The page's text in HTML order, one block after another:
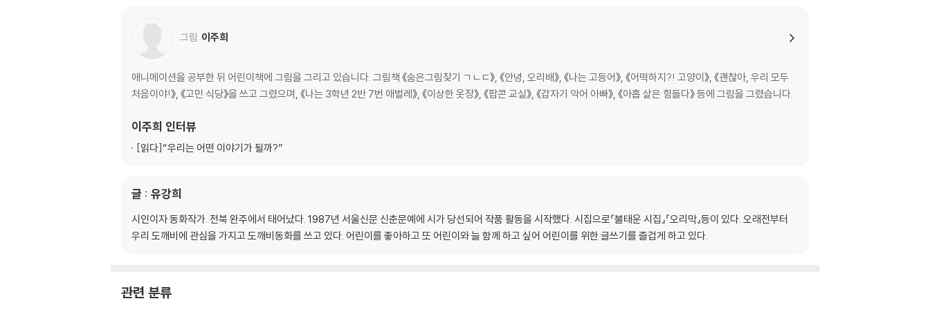
그림 이주희
애니메이션을 공부한 뒤 어린이책에 그림을 그리고 있습니다. 그림책 《숨은그림찾기 ㄱㄴㄷ》, 《안녕, 오리배》, 《나는 고등어》, 《어떡하지?! 고양이》, 《괜찮아, 우리 모두
처음이야!》, 《고민 식당》을 쓰고 그렸으며, 《나는 3학년 2반 7번 애벌레》, 《이상한 옷장》, 《팝콘 교실》, 《갑자기 악어 아빠》, 《아홉 살은 힘들다》 등에 그림을 그렸습니다.
이주희 인터뷰
[읽다]“우리는 어떤 이야기가 될까?”
글 : 유강희
시인이자 동화작가. 전북 완주에서 태어났다. 1987년 서울신문 신춘문예에 시가 당선되어 작품 활동을 시작했다. 시집으로『불태운 시집』『오리막』등이 있다. 오래전부터
우리 도깨비에 관심을 가지고 도깨비동화를 쓰고 있다. 어린이를 좋아하고 또 어린이와 늘 함께 하고 싶어 어린이를 위한 글쓰기를 즐겁게 하고 있다.
관련 분류